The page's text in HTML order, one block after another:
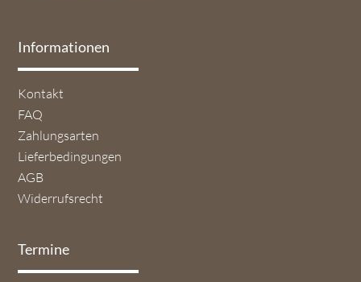
Informationen
Navigation
überspringen
Kontakt
FAQ
Zahlungsarten
Lieferbedingungen
AGB
Widerrufsrecht
Termine